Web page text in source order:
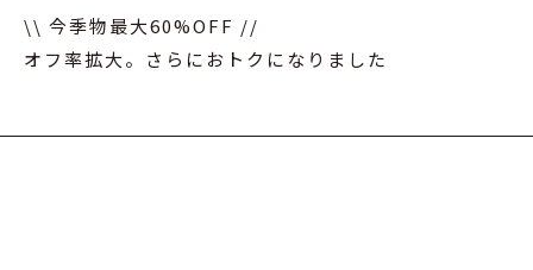
\\ 今季物最大60%OFF //
オフ率拡大。さらにおトクになりました